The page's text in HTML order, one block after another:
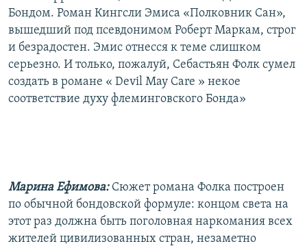
Бондом. Роман Кингсли Эмиса «Полковник Сан»,
вышедший под псевдонимом Роберт Маркам, строг
и безрадостен. Эмис отнесся к теме слишком
серьезно. И только, пожалуй, Себастьян Фолк сумел
создать в романе « Devil May Care » некое
соответствие духу флеминговского Бонда»
Марина Ефимова: Сюжет романа Фолка построен
по обычной бондовской формуле: концом света на
этот раз должна быть поголовная наркомания всех
жителей цивилизованных стран, незаметно